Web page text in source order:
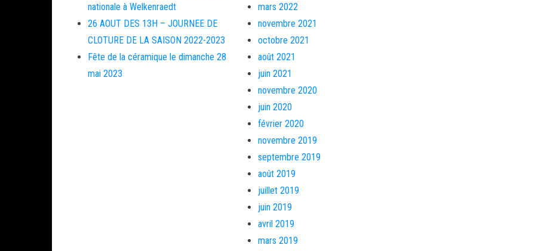
nationale à Welkenraedt
26 AOUT DES 13H – JOURNEE DE
CLOTURE DE LA SAISON 2022-2023
Fête de la céramique le dimanche 28
mai 2023
mars 2022
novembre 2021
octobre 2021
août 2021
juin 2021
novembre 2020
juin 2020
février 2020
novembre 2019
septembre 2019
août 2019
juillet 2019
juin 2019
avril 2019
mars 2019